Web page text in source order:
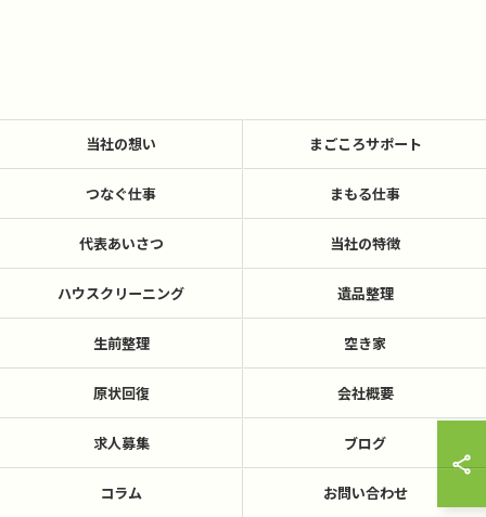
当社の想い まごころサポート
つなぐ仕事 まもる仕事
代表あいさつ 当社の特徴
ハウスクリーニング 遺品整理
生前整理 空き家
原状回復 会社概要
求人募集 ブログ
コラム お問い合わせ